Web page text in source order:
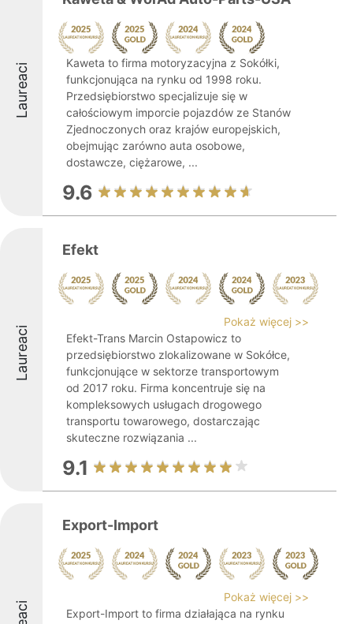
Laureaci
Kaweta to firma motoryzacyjna z Sokółki,
funkcjonująca na rynku od 1998 roku.
Przedsiębiorstwo specjalizuje się w
całościowym imporcie pojazdów ze Stanów
Zjednoczonych oraz krajów europejskich,
obejmując zarówno auta osobowe,
dostawcze, ciężarowe, ...
9.6
Laureaci
Efekt
Pokaż więcej >>
Efekt-Trans Marcin Ostapowicz to
przedsiębiorstwo zlokalizowane w Sokółce,
funkcjonujące w sektorze transportowym
od 2017 roku. Firma koncentruje się na
kompleksowych usługach drogowego
transportu towarowego, dostarczając
skuteczne rozwiązania ...
9.1
Export-Import
Pokaż więcej >>
Export-Import to firma działająca na rynku